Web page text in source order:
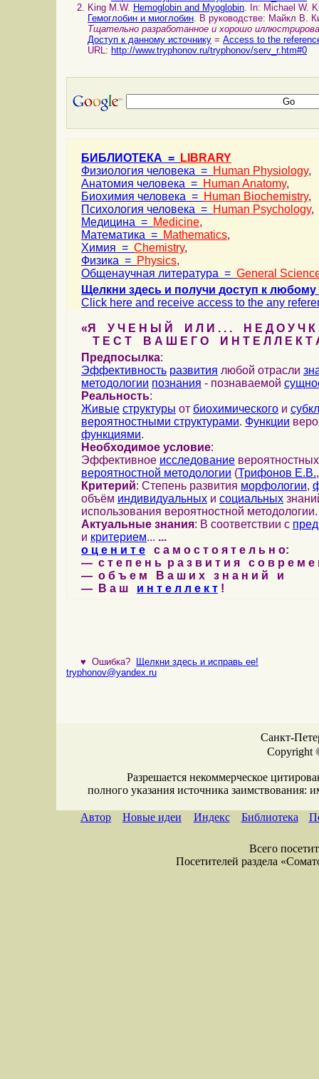
King M.W. Hemoglobin and Myoglobin. In: Michael W.
Гемоглобин и миоглобин. В руководстве: Майкл В.
Тщательно разработанное и хорошо
Доступ к данному источнику = Access to the
URL: http://www.tryphonov.ru/tryphonov/serv_r.htm#0
БИБЛИОТЕКА =
LIBRARY
Физиология человека = Human Physiology,
Анатомия человека = Human Anatomy,
Биохимия человека = Human Biochemistry,
Психология человека = Human Psychology,
Медицина = Medicine,
Математика = Mathematics,
Химия = Chemistry,
Физика = Physics,
Общенаучная литература = General
Щелкни здесь и получи доступ к любому
Click here and receive access to the any
«Я У Ч Е Н Ы Й И Л И . . . Н Е Д О У Ч К
Т Е С Т В А Ш Е Г О И Н Т Е Л Л Е К Т
Предпосылка:
Эффективность развития любой отрасли
методологии познания - познаваемой
Реальность:
Живые структуры от биохимического и
вероятностными структурами. Функции
функциями.
Необходимое условие:
Эффективное исследование
вероятностной методологии (Трифонов Е.В.
Критерий: Степень развития морфологии,
объём индивидуальных и социальных
использования вероятностной методологии.
Актуальные знания: В соответствии с
и критерием... ...
о ц е н и т е с а м о с т о я т е л ь н о:
— с т е п е н ь р а з в и т и я с о в р е м
— о б ъ е м В а ш и х з н а н и й и
— В а ш и н т е л л е к т !
♥ Ошибка?
Щелкни здесь и исправь ее!
tryphonov@yandex.ru
Санкт-
Copyright
Разрешается некоммерческое
полного указания источника заимствования:
Автор Новые идеи Индекс Библиотека
Всего
Посетителей раздела